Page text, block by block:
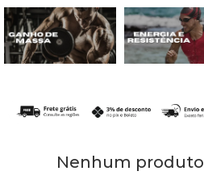
Nenhum